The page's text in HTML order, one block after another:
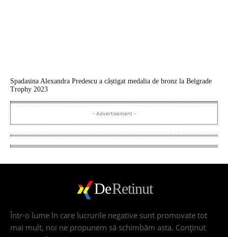
Spadasina Alexandra Predescu a câștigat medalia de bronz la Belgrade
Trophy 2023
- Advertisement -
DeRetinut
Într-o lume în care lucrurile negative sunt promovate tot
mai mult, noi ne propunem să schimbăm asta. Conţinut